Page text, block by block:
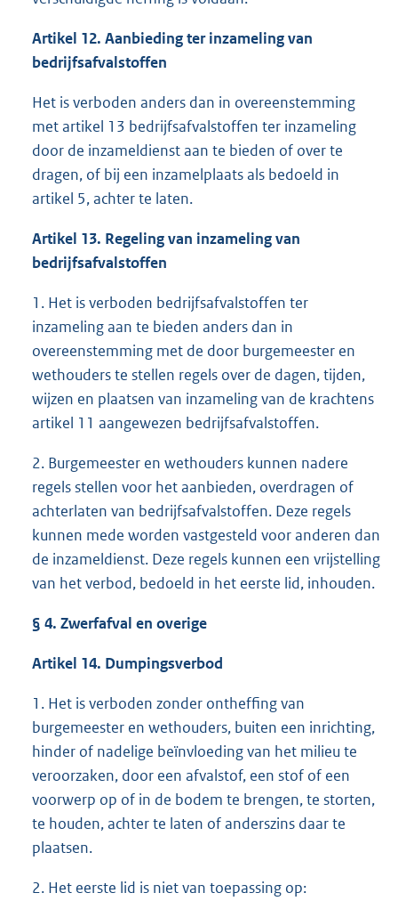
Artikel 12. Aanbieding ter inzameling van
bedrijfsafvalstoffen
Het is verboden anders dan in overeenstemming
met artikel 13 bedrijfsafvalstoffen ter inzameling
door de inzameldienst aan te bieden of over te
dragen, of bij een inzamelplaats als bedoeld in
artikel 5, achter te laten.
Artikel 13. Regeling van inzameling van
bedrijfsafvalstoffen
1. Het is verboden bedrijfsafvalstoffen ter
inzameling aan te bieden anders dan in
overeenstemming met de door burgemeester en
wethouders te stellen regels over de dagen, tijden,
wijzen en plaatsen van inzameling van de krachtens
artikel 11 aangewezen bedrijfsafvalstoffen.
2. Burgemeester en wethouders kunnen nadere
regels stellen voor het aanbieden, overdragen of
achterlaten van bedrijfsafvalstoffen. Deze regels
kunnen mede worden vastgesteld voor anderen dan
de inzameldienst. Deze regels kunnen een vrijstelling
van het verbod, bedoeld in het eerste lid, inhouden.
§ 4. Zwerfafval en overige
Artikel 14. Dumpingsverbod
1. Het is verboden zonder ontheffing van
burgemeester en wethouders, buiten een inrichting,
hinder of nadelige beïnvloeding van het milieu te
veroorzaken, door een afvalstof, een stof of een
voorwerp op of in de bodem te brengen, te storten,
te houden, achter te laten of anderszins daar te
plaatsen.
2. Het eerste lid is niet van toepassing op: